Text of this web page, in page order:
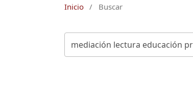
Inicio / Buscar